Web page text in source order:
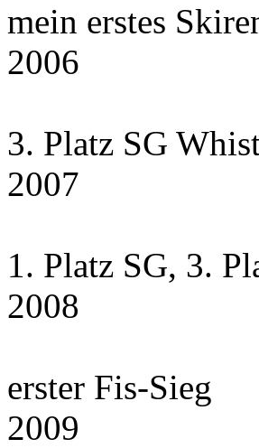
mein erstes
2006
3. Platz SG
2007
1. Platz SG, 3.
2008
erster Fis-Sieg
2009